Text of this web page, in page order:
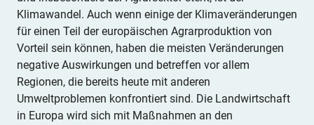
Klimawandel. Auch wenn einige der Klimaveränderungen
für einen Teil der europäischen Agrarproduktion von
Vorteil sein können, haben die meisten Veränderungen
negative Auswirkungen und betreffen vor allem
Regionen, die bereits heute mit anderen
Umweltproblemen konfrontiert sind. Die Landwirtschaft
in Europa wird sich mit Maßnahmen an den